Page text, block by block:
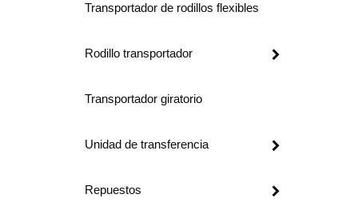
Transportador de rodillos flexibles
Rodillo transportador
Transportador giratorio
Unidad de transferencia
Repuestos